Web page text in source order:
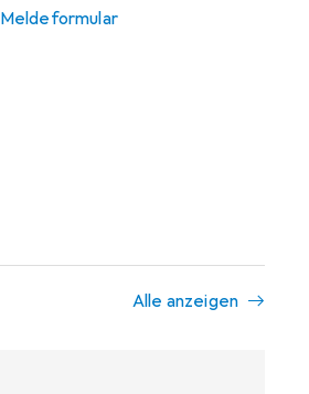
Meldeformular
Alle anzeigen